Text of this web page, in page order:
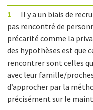
1
Il y a un biais de
pas rencontré de
précarité comme la
des hypothèses est que
rencontrer sont celles
avec leur famille/
d’approcher par la
précisément sur le